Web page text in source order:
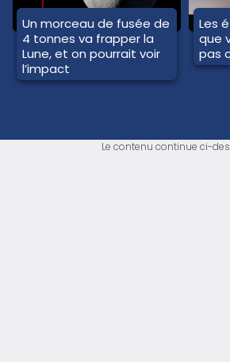
Un morceau de fusée de
4 tonnes va frapper la
Lune, et on pourrait voir
l’impact
Les
que
pas
Le contenu continue ci-